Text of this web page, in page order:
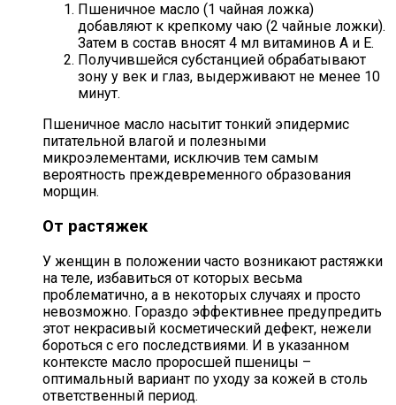
Пшеничное масло (1 чайная ложка)
добавляют к крепкому чаю (2 чайные ложки).
Затем в состав вносят 4 мл витаминов А и Е.
Получившейся субстанцией обрабатывают
зону у век и глаз, выдерживают не менее 10
минут.
Пшеничное масло насытит тонкий эпидермис
питательной влагой и полезными
микроэлементами, исключив тем самым
вероятность преждевременного образования
морщин.
От растяжек
У женщин в положении часто возникают растяжки
на теле, избавиться от которых весьма
проблематично, а в некоторых случаях и просто
невозможно. Гораздо эффективнее предупредить
этот некрасивый косметический дефект, нежели
бороться с его последствиями. И в указанном
контексте масло проросшей пшеницы –
оптимальный вариант по уходу за кожей в столь
ответственный период.